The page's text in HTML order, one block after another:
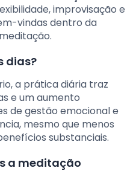
improvisação e
vindas dentro da
dias?
a prática diária traz
e um aumento
de gestão emocional e
mesmo que menos
substanciais.
a meditação